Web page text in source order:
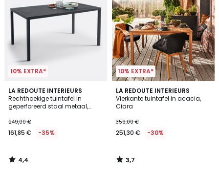
10% EXTRA*
LA REDOUTE INTERIEURS
Rechthoekige tuintafel in
geperforeerd staal metaal,
249,00 €
161,85 € -35%
4,4
/ 5
4,4
/
10% EXTRA*
LA REDOUTE INTERIEURS
Vierkante tuintafel in acacia,
Ciara
359,00 €
251,30 € -30%
3,7
/ 5
3,7
/